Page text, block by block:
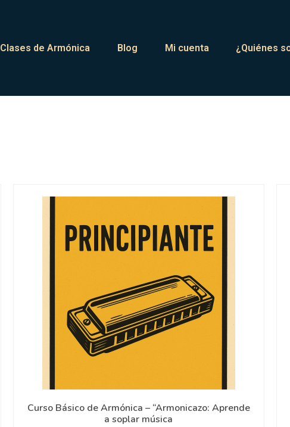
Clases de Armónica Blog Mi cuenta ¿Quiénes
Curso Básico de Armónica – “Armonicazo: Aprende
a soplar música